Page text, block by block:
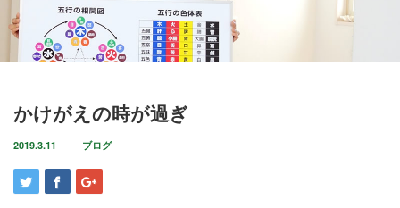
かけがえの時が過ぎ
2019.3.11 ブログ
症状改善事例
取扱商品
ブログ
店舗案内
お問い合わせ
最近の記事
2026.7.27
強会に参加して参りました。多方面から様々な
研究が進む中、抗がん剤や新しい治療法…